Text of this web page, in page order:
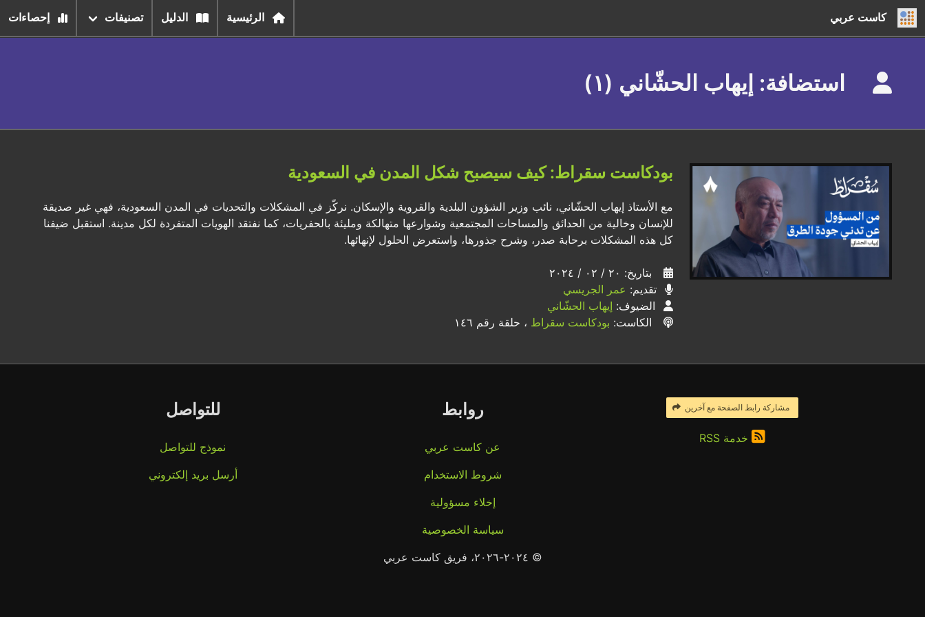
كاست عربي الرئيسية الدليل تصنيفات إحصاءات
استضافة: إيهاب الحشّاني (١)
بودكاست سقراط: كيف سيصبح شكل المدن في السعودية
مع الأستاذ إيهاب الحشّاني، نائب وزير الشؤون البلدية والقروية والإسكان. نركّز في المشكلات والتحديات في المدن السعودية، فهي غير صديقة
للإنسان وخالية من الحدائق والمساحات المجتمعية وشوارعها متهالكة ومليئة بالحفريات، كما نفتقد الهويات المتفردة لكل مدينة. استقبل ضيفنا
كل هذه المشكلات برحابة صدر، وشرح جذورها، واستعرض الحلول لإنهائها.
بتاريخ: ٢٠ / ٠٢ / ٢٠٢٤
تقديم: عمر الجريسي
الضيوف: إيهاب الحشّاني
الكاست: بودكاست سقراط ، حلقة رقم ١٤٦
مشاركة رابط الصفحة مع آخرين
خدمة RSS
روابط
عن كاست عربي
شروط الاستخدام
إخلاء مسؤولية
سياسة الخصوصية
للتواصل
نموذج للتواصل
أرسل بريد إلكتروني
© ٢٠٢٤-٢٠٢٦، فريق كاست عربي